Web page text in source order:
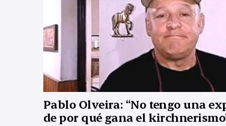
Pablo Olveira: “No tengo una
de por qué gana el